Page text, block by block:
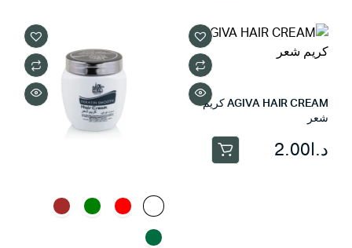
AGIVA HAIR CREAM كريم
شعر
د.ا2.00